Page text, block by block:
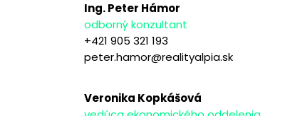
Ing. Peter Hámor
odborný konzultant
+421 905 321 193
peter.hamor@realityalpia.sk
Veronika Kopkášová